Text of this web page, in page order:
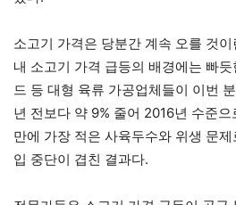
소고기 가격은 당분간 계속 오를 것
내 소고기 가격 급등의 배경에는 빠
드 등 대형 육류 가공업체들이 이번
년 전보다 약 9% 줄어 2016년 수준
만에 가장 적은 사육두수와 위생 문
입 중단이 겹친 결과다.